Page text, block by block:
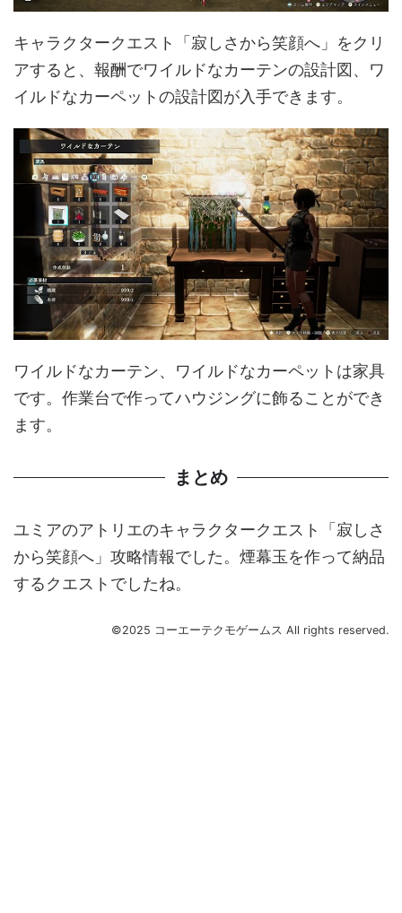
キャラクタークエスト「寂しさから笑顔へ」をクリ
アすると、報酬でワイルドなカーテンの設計図、ワ
イルドなカーペットの設計図が入手できます。
ワイルドなカーテン、ワイルドなカーペットは家具
です。作業台で作ってハウジングに飾ることができ
ます。
まとめ
ユミアのアトリエのキャラクタークエスト「寂しさ
から笑顔へ」攻略情報でした。煙幕玉を作って納品
するクエストでしたね。
©2025 コーエーテクモゲームス All rights reserved.